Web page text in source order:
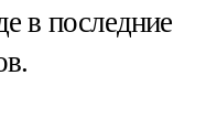
в последние